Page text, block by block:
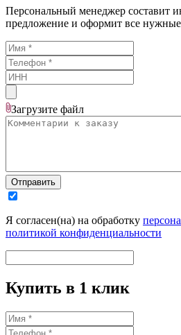
Персональный менеджер составит
предложение и оформит все
Загрузите файл
Отправить
Я согласен(на) на обработку
политикой конфиденциальности
Купить в 1 клик